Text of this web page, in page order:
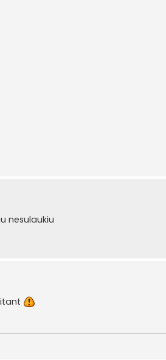
nesulaukiu